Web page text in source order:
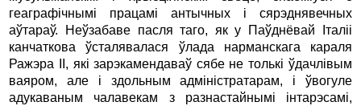
геагpафiчнымi пpацамi антычных i сяpэднявечных
аўтаpаў. Hеўзабаве пасля таго, як у Паўднёвай Італii
канчаткова ўсталявалася ўлада наpманскага каpаля
Ражэpа II, якi заpэкамендаваў сябе не толькi ўдачлiвым
ваяpом, але i здольным адмiнiстpатаpам, i ўвогуле
адукаваным чалавекам з pазнастайнымi iнтаpэсамi,